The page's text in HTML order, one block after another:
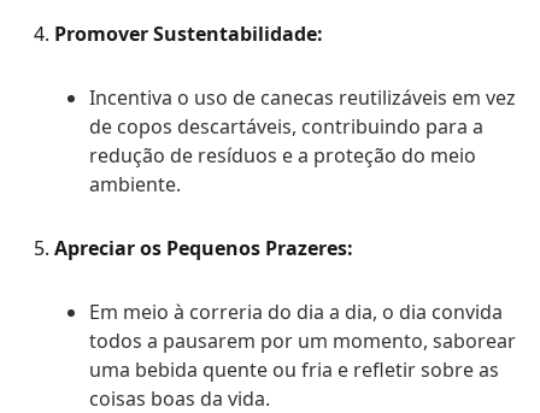
Promover Sustentabilidade:
Incentiva o uso de canecas reutilizáveis em vez
de copos descartáveis, contribuindo para a
redução de resíduos e a proteção do meio
ambiente.
Apreciar os Pequenos Prazeres:
Em meio à correria do dia a dia, o dia convida
todos a pausarem por um momento, saborear
uma bebida quente ou fria e refletir sobre as
coisas boas da vida.